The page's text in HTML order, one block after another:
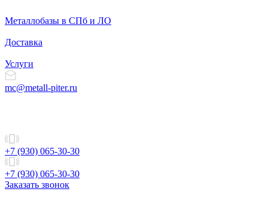
Металлобазы в СПб и ЛО
Доставка
Услуги
mc@metall-piter.ru
+7 (930) 065-30-30
+7 (930) 065-30-30
Заказать звонок